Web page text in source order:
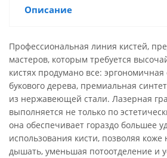
Описание
Профессиональная линия кистей,
мастеров, которым требуется
кистях продумано все:
букового дерева, премиальная
из нержавеющей стали. Лазерная
выполняется не только по
она обеспечивает гораздо большее
использования кисти, позволяя коже
дышать, уменьшая потоотделение и